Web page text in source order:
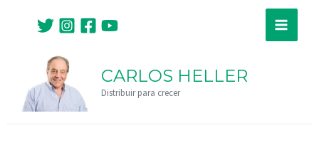
contenido
Main
CARLOS HELLER
Distribuir para crecer
entradas